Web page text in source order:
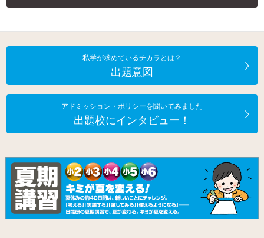
私学が求めているチカラとは？
出題意図
アドミッション・ポリシーを聞いてみました
出題校にインタビュー！